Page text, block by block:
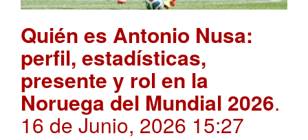
Quién es Antonio Nusa:
perfil, estadísticas,
presente y rol en la
Noruega del Mundial 2026.
16 de Junio, 2026 15:27